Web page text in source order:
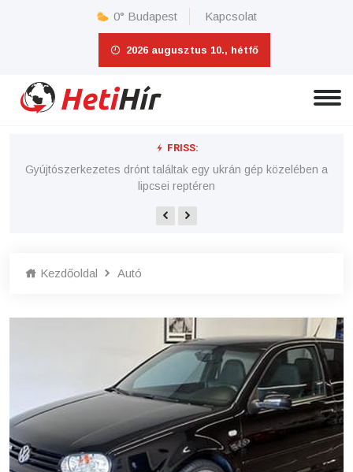
0° Budapest Kapcsolat
2026 augusztus 10., hétfő
FRISS:
Gyújtószerkezetes drónt találtak egy ukrán gép közelében a
lipcsei reptéren
Kezdőoldal Autó